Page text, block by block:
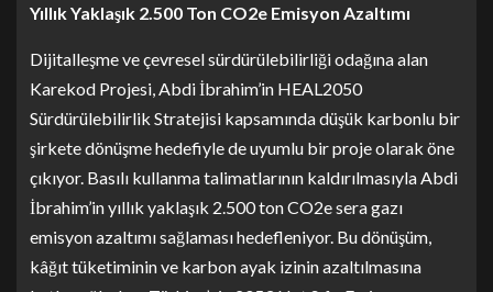
Yıllık Yaklaşık 2.500 Ton CO2e Emisyon Azaltımı
Dijitalleşme ve çevresel sürdürülebilirliği odağına alan
Karekod Projesi, Abdi İbrahim’in HEAL2050
Sürdürülebilirlik Stratejisi kapsamında düşük karbonlu bir
şirkete dönüşme hedefiyle de uyumlu bir proje olarak öne
çıkıyor. Basılı kullanma talimatlarının kaldırılmasıyla Abdi
İbrahim’in yıllık yaklaşık 2.500 ton CO2e sera gazı
emisyon azaltımı sağlaması hedefleniyor. Bu dönüşüm,
kâğıt tüketiminin ve karbon ayak izinin azaltılmasına